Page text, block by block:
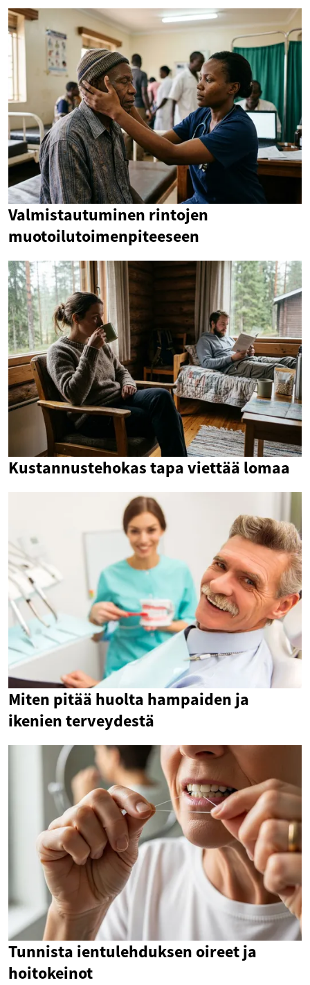
Valmistautuminen rintojen
muotoilutoimenpiteeseen
Kustannustehokas tapa viettää lomaa
Miten pitää huolta hampaiden ja
ikenien terveydestä
Tunnista ientulehduksen oireet ja
hoitokeinot